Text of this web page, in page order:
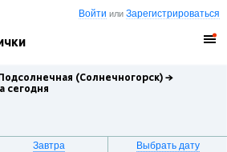
Войти илиЗарегистрироваться
(Солнечногорск) →
сегодня
Завтра Выбрать дату